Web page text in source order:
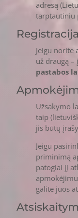
adresą
tarptautiniu
Jeigu norite
už draugą
pastabos
Užsakymo
taip
jis būtų
Jeigu
priminimą
patogiai jį
galite juos